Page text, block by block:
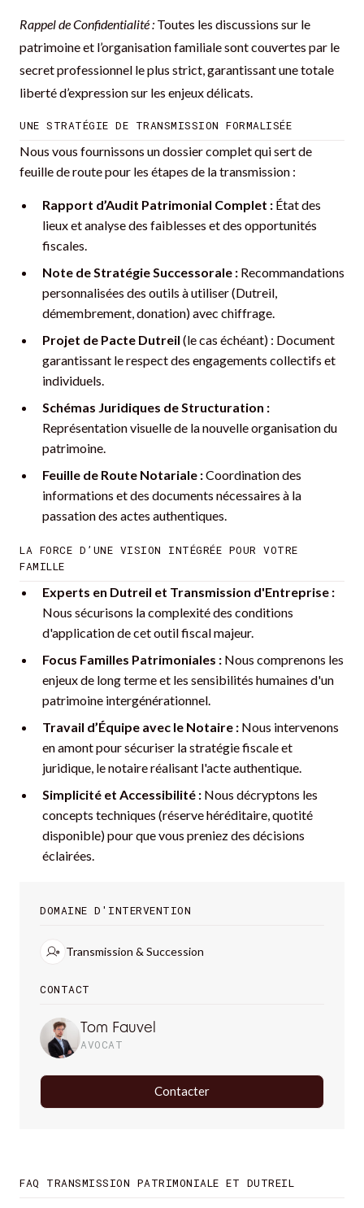
Rappel de Confidentialité : Toutes les discussions sur le
patrimoine et l’organisation familiale sont couvertes par le
secret professionnel le plus strict, garantissant une totale
liberté d’expression sur les enjeux délicats.
UNE STRATÉGIE DE TRANSMISSION FORMALISÉE
Nous vous fournissons un dossier complet qui sert de
feuille de route pour les étapes de la transmission :
Rapport d’Audit Patrimonial Complet : État des
lieux et analyse des faiblesses et des opportunités
fiscales.
Note de Stratégie Successorale : Recommandations
personnalisées des outils à utiliser (Dutreil,
démembrement, donation) avec chiffrage.
Projet de Pacte Dutreil (le cas échéant) : Document
garantissant le respect des engagements collectifs et
individuels.
Schémas Juridiques de Structuration :
Représentation visuelle de la nouvelle organisation du
patrimoine.
Feuille de Route Notariale :Coordination des
informations et des documents nécessaires à la
passation des actes authentiques.
LA FORCE D’UNE VISION INTÉGRÉE POUR VOTRE
FAMILLE
Experts en Dutreil et Transmission d'Entreprise :
Nous sécurisons la complexité des conditions
d'application de cet outil fiscal majeur.
Focus Familles Patrimoniales : Nous comprenons les
enjeux de long terme et les sensibilités humaines d'un
patrimoine intergénérationnel.
Travail d’Équipe avec le Notaire : Nous intervenons
en amont pour sécuriser la stratégie fiscale et
juridique, le notaire réalisant l'acte authentique.
Simplicité et Accessibilité : Nous décryptons les
concepts techniques (réserve héréditaire, quotité
disponible) pour que vous preniez des décisions
éclairées.
DOMAINE D'INTERVENTION
Transmission & Succession
CONTACT
Tom Fauvel
AVOCAT
Contacter
FAQ TRANSMISSION PATRIMONIALE ET DUTREIL